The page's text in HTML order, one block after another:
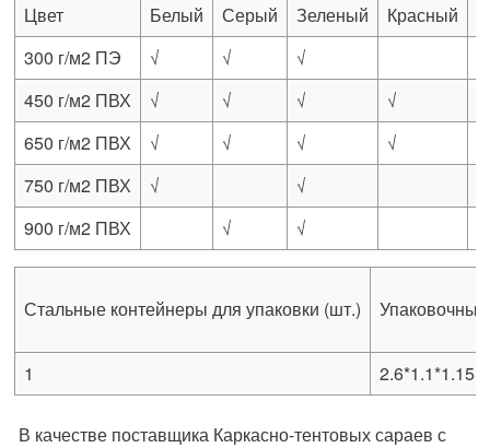
Цвет Белый Серый Зеленый Красный
300 г/м2 ПЭ
√ √ √
450 г/м2 ПВХ
√ √ √
√
650 г/м2 ПВХ
√ √ √ √
750 г/м2 ПВХ
√
√
900 г/м2 ПВХ
√ √
Стальные контейнеры для упаковки (шт.)
1 2.6*1.1*1.15
В качестве поставщика Каркасно-тентовых сараев с